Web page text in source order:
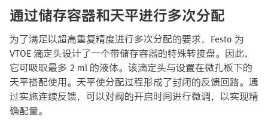
通过储存容器和天平进行多次分配
为了满足以超高重复精度进行多次分配的要求，Festo 为
VTOE 滴定头设计了一个带储存容器的特殊转接盘。因此，
它可吸取最多 2 ml 的液体。该滴定头与设置在微孔板下的
天平搭配使用。天平使分配过程形成了封闭的反馈回路。通
过实施连续反馈，可以对阀的开启时间进行微调，以实现精
确配量。